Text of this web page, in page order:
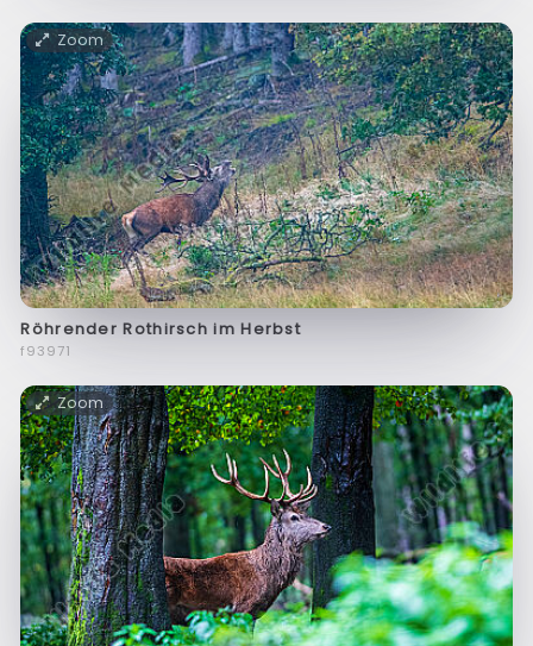
Zoom
Röhrender Rothirsch im Herbst
f93971
Zoom